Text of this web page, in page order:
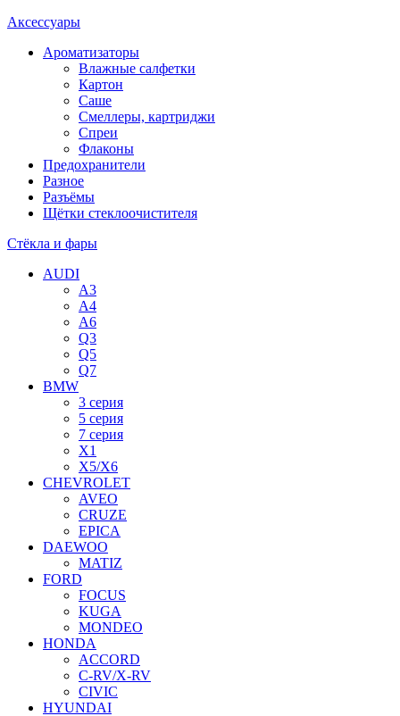
Аксессуары
Ароматизаторы
Влажные салфетки
Картон
Саше
Смеллеры, картриджи
Спреи
Флаконы
Предохранители
Разное
Разъёмы
Щётки стеклоочистителя
Стёкла и фары
AUDI
A3
A4
A6
Q3
Q5
Q7
BMW
3 серия
5 серия
7 серия
X1
X5/X6
CHEVROLET
AVEO
CRUZE
EPICA
DAEWOO
MATIZ
FORD
FOCUS
KUGA
MONDEO
HONDA
ACCORD
C-RV/X-RV
CIVIC
HYUNDAI